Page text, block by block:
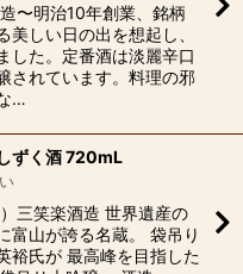
〜明治10年創業、銘柄
美しい日の出を想起し、
した。定番酒は淡麗辛口
されています。料理の邪
…
ずく酒 720mL
三笑楽酒造 世界遺産の
富山が誇る名蔵。 袋吊り
裕氏が 最高峰を目指した